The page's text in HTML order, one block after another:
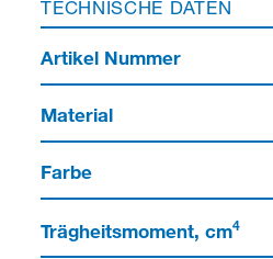
TECHNISCHE DATEN
Artikel Nummer
Material
Farbe
Trägheitsmoment, cm4